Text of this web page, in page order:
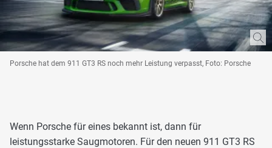
Porsche hat dem 911 GT3 RS noch mehr Leistung verpasst, Foto: Porsche
Wenn Porsche für eines bekannt ist, dann für
leistungsstarke Saugmotoren. Für den neuen 911 GT3 RS